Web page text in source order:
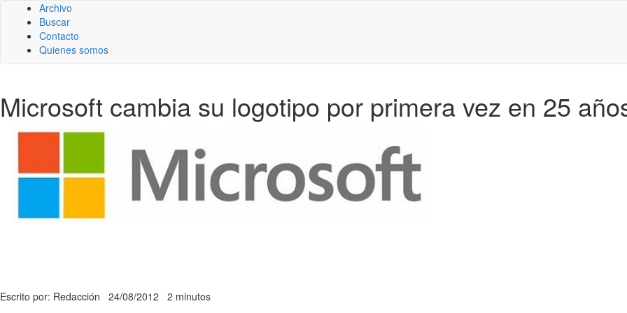
Archivo
Buscar
Contacto
Quienes somos
Microsoft cambia su logotipo por primera vez en 25
Escrito por: Redacción 24/08/2012 2 minutos